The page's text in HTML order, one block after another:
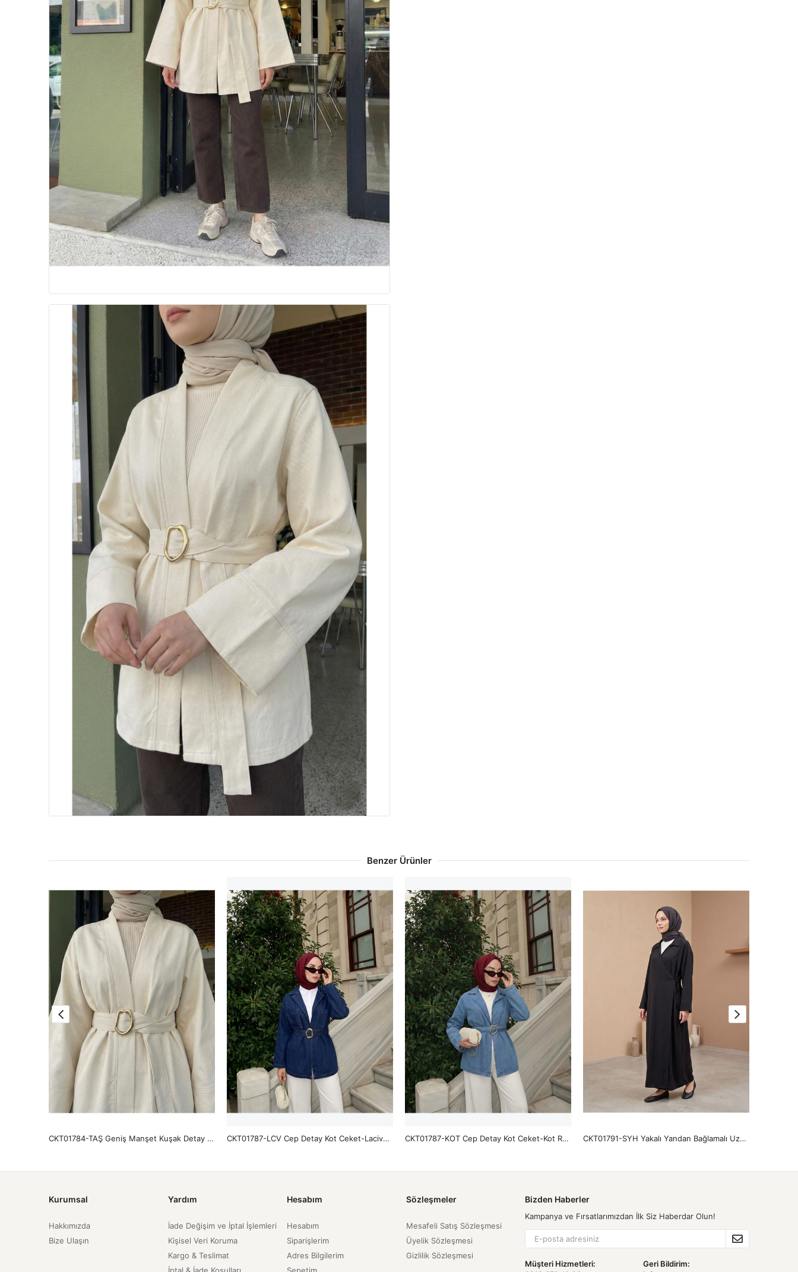
Benzer Ürünler
CKT01784-TAŞ Geniş Manşet Kuşak Detay Ceket-Taş CKT01787-LCV Cep Detay Kot Ceket-Lacivert CKT01787-KOT Cep Detay Kot Ceket-Kot Rengi CKT01791-SYH Yakalı Yandan Bağlamalı Uzun Ceket-Siyah
Kurumsal
Hakkımızda
Bize Ulaşın
Yardım
İade Değişim ve İptal İşlemleri
Kişisel Veri Koruma
Kargo & Teslimat
Hesabım
Hesabım
Siparişlerim
Adres Bilgilerim
Sözleşmeler
Mesafeli Satış Sözleşmesi
Üyelik Sözleşmesi
Gizlilik Sözleşmesi
Bizden Haberler
Kampanya ve Fırsatlarımızdan İlk Siz Haberdar Olun!
Müşteri Hizmetleri:
Geri Bildirim: